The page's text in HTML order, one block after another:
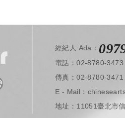
經紀人 Ada：
電話：02-8780-3473
​ 傳真：02-8780-3471
E - Mail：
地址：11051臺北市